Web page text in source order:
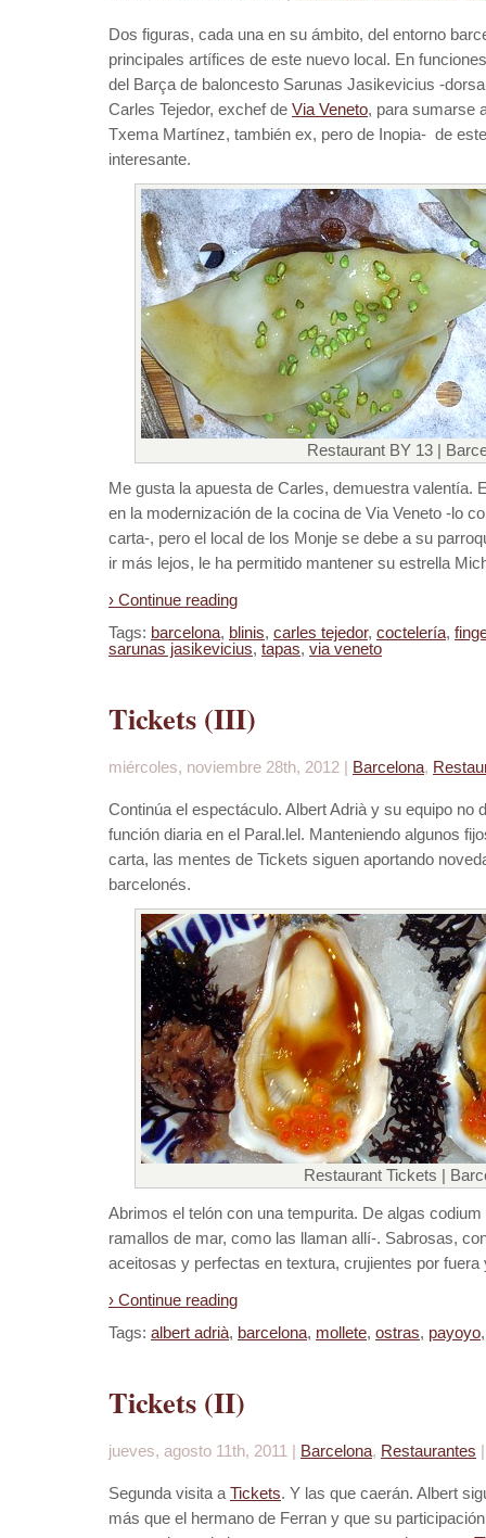
Dos figuras, cada una en su ámbito, del entorno
principales artífices de este nuevo local. En
del Barça de baloncesto Sarunas Jasikevicius -
Carles Tejedor, exchef de Via Veneto, para sumarse
Txema Martínez, también ex, pero de Inopia- de
interesante.
Restaurant BY 13 |
Me gusta la apuesta de Carles, demuestra valentía.
en la modernización de la cocina de Via Veneto -lo
carta-, pero el local de los Monje se debe a su
ir más lejos, le ha permitido mantener su estrella
› Continue reading
Tags: barcelona, blinis, carles tejedor, coctelería,
sarunas jasikevicius, tapas, via veneto
Tickets (III)
miércoles, noviembre 28th, 2012 | Barcelona,
Continúa el espectáculo. Albert Adrià y su equipo no
función diaria en el Paral.lel. Manteniendo algunos
carta, las mentes de Tickets siguen aportando
barcelonés.
Restaurant Tickets |
Abrimos el telón con una tempurita. De algas
ramallos de mar, como las llaman allí-. Sabrosas,
aceitosas y perfectas en textura, crujientes por
› Continue reading
Tags: albert adrià, barcelona, mollete, ostras, payoyo
Tickets (II)
jueves, agosto 11th, 2011 | Barcelona, Restaurantes
Segunda visita a Tickets. Y las que caerán. Albert
más que el hermano de Ferran y que su